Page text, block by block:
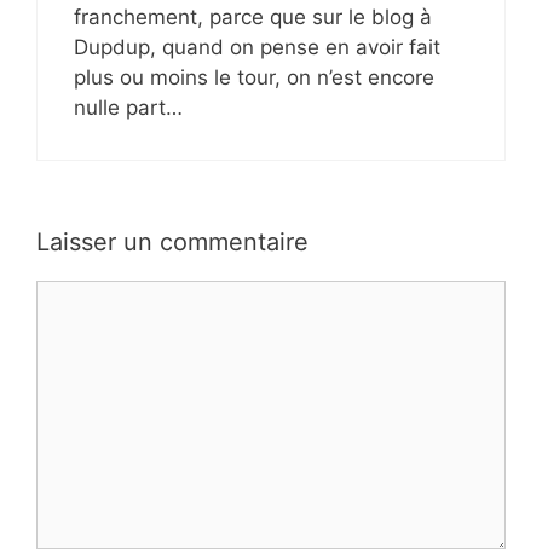
franchement, parce que sur le blog à
Dupdup, quand on pense en avoir fait
plus ou moins le tour, on n’est encore
nulle part…
Laisser un commentaire